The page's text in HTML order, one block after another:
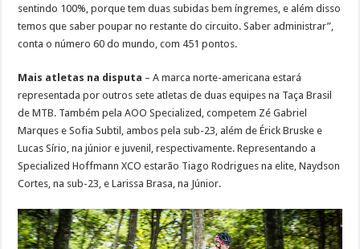
sentindo 100%, porque tem duas subidas bem íngremes, e além disso
temos que saber poupar no restante do circuito. Saber administrar”,
conta o número 60 do mundo, com 451 pontos.
Mais atletas na disputa – A marca norte-americana estará
representada por outros sete atletas de duas equipes na Taça Brasil
de MTB. Também pela AOO Specialized, competem Zé Gabriel
Marques e Sofia Subtil, ambos pela sub-23, além de Érick Bruske e
Lucas Sírio, na júnior e juvenil, respectivamente. Representando a
Specialized Hoffmann XCO estarão Tiago Rodrigues na elite, Naydson
Cortes, na sub-23, e Larissa Brasa, na Júnior.